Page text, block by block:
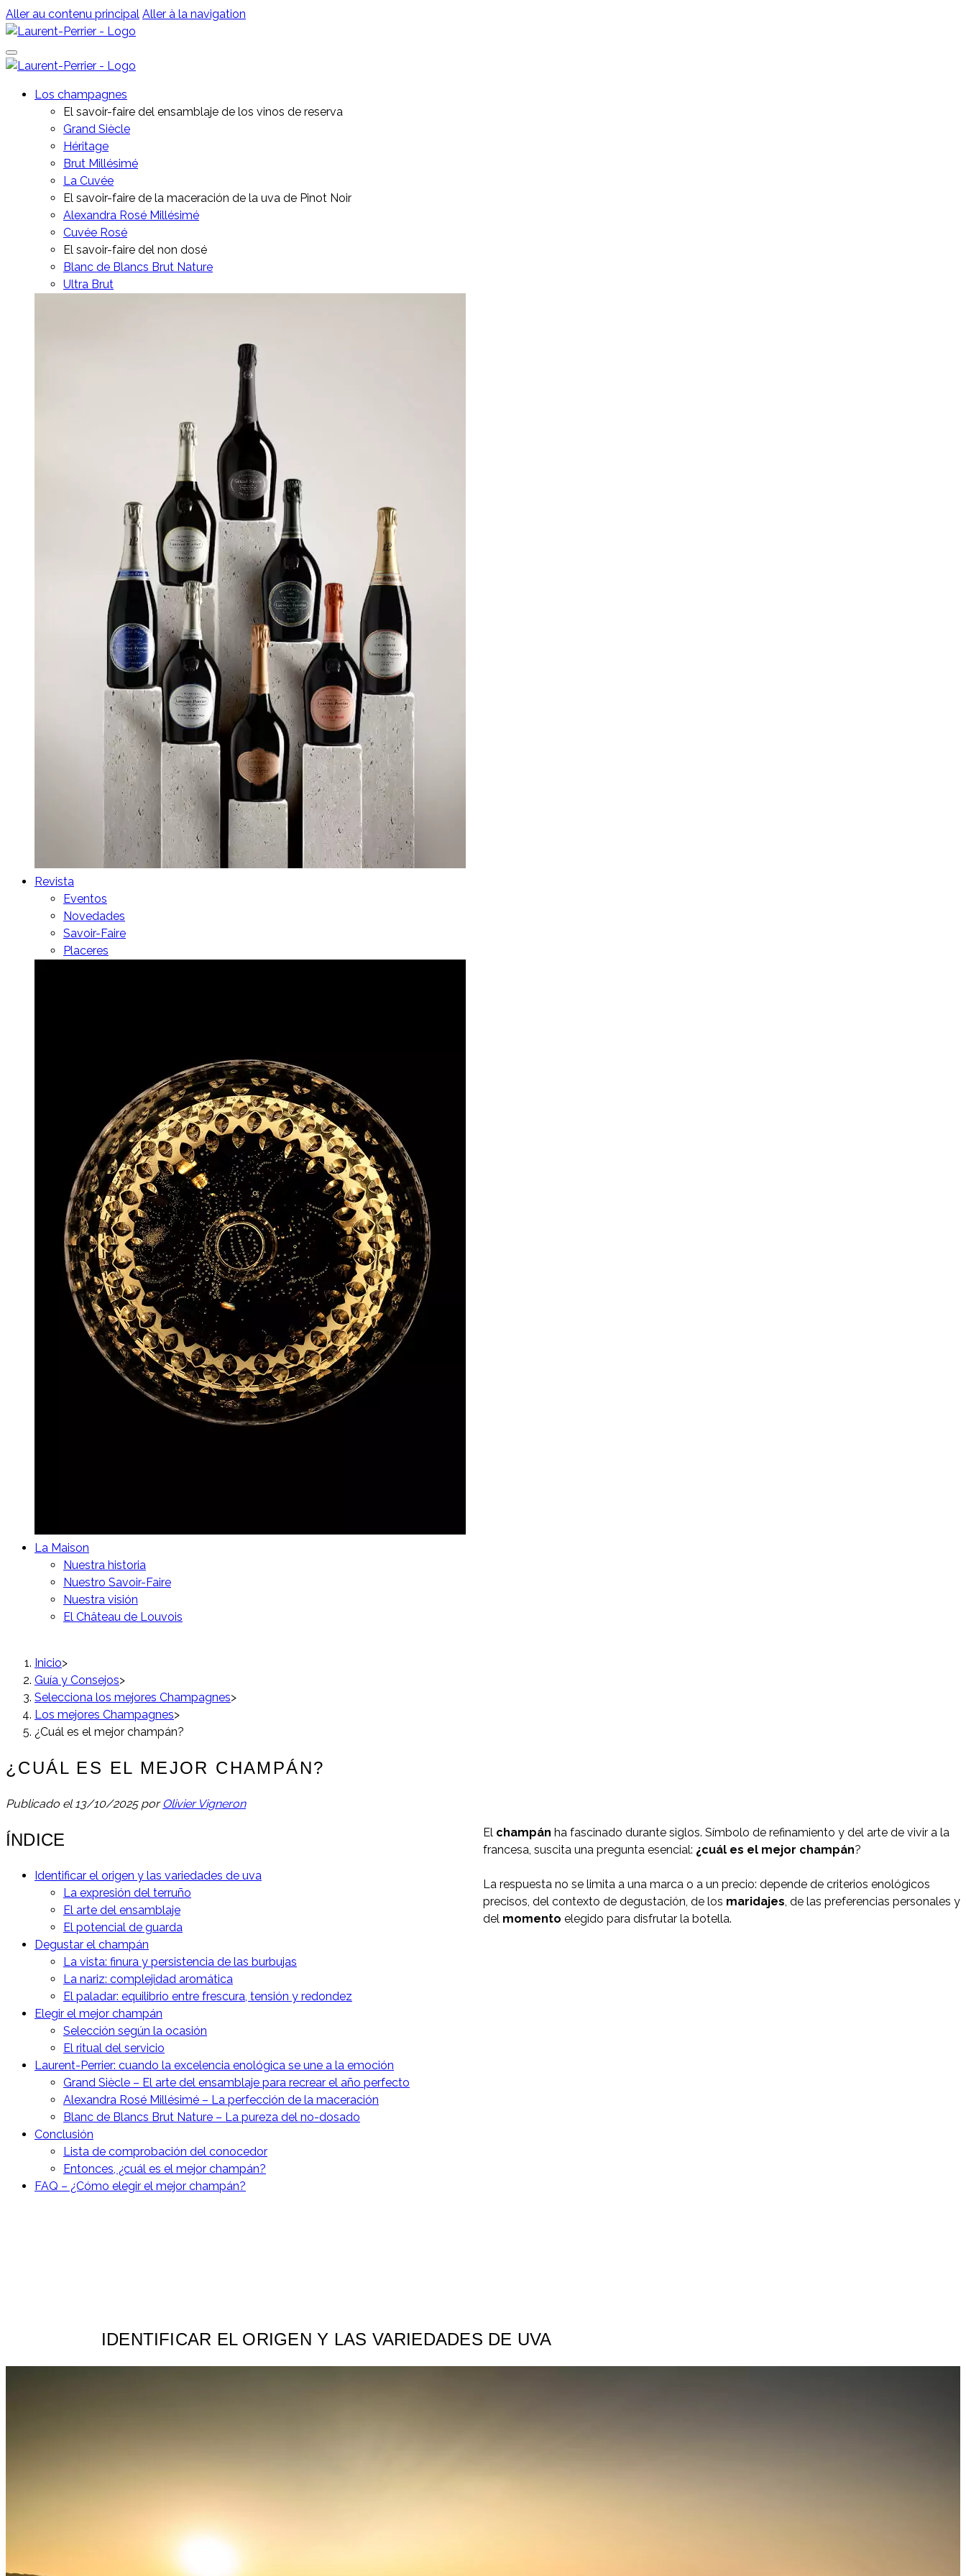
Aller au contenu principal Aller à la navigation
Los champagnes
El savoir-faire del ensamblaje de los vinos de reserva
Grand Siècle
Héritage
Brut Millésimé
La Cuvée
El savoir-faire de la maceración de la uva de Pinot Noir
Alexandra Rosé Millésimé
Cuvée Rosé
El savoir-faire del non dosé
Blanc de Blancs Brut Nature
Ultra Brut
Revista
Eventos
Novedades
Savoir-Faire
Placeres
La Maison
Nuestra historia
Nuestro Savoir-Faire
Nuestra visión
El Château de Louvois
Inicio>
Guía y Consejos>
Selecciona los mejores Champagnes>
Los mejores Champagnes>
¿Cuál es el mejor champán?
¿CUÁL ES EL MEJOR CHAMPÁN?
Publicado el13/10/2025 por Olivier Vigneron
ÍNDICE
Identificar el origen y las variedades de uva
La expresión del terruño
El arte del ensamblaje
El potencial de guarda
Degustar el champán
La vista: finura y persistencia de las burbujas
La nariz: complejidad aromática
El paladar: equilibrio entre frescura, tensión y redondez
Elegir el mejor champán
Selección según la ocasión
El ritual del servicio
Laurent-Perrier: cuando la excelencia enológica se une a la emoción
Grand Siècle – El arte del ensamblaje para recrear el año perfecto
Alexandra Rosé Millésimé – La perfección de la maceración
Blanc de Blancs Brut Nature – La pureza del no-dosado
Conclusión
Lista de comprobación del conocedor
Entonces, ¿cuál es el mejor champán?
FAQ – ¿Cómo elegir el mejor champán?
El champán ha fascinado durante siglos. Símbolo de refinamiento y del arte de vivir a la
francesa, suscita una pregunta esencial: ¿cuál es el mejor champán?
La respuesta no se limita a una marca o a un precio: depende de criterios enológicos
precisos, del contexto de degustación, de los maridajes, de las preferencias personales y
del momento elegido para disfrutar la botella.
IDENTIFICAR EL ORIGEN Y LAS VARIEDADES DE UVA